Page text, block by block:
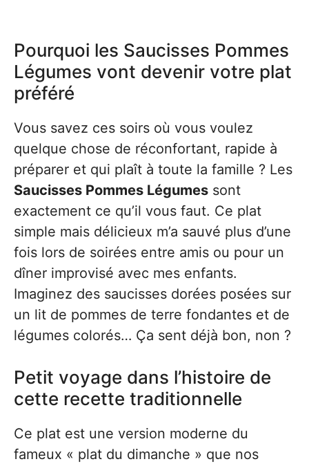
Pourquoi les Saucisses Pommes
Légumes vont devenir votre plat
préféré
Vous savez ces soirs où vous voulez
quelque chose de réconfortant, rapide à
préparer et qui plaît à toute la famille ? Les
Saucisses Pommes Légumes sont
exactement ce qu’il vous faut. Ce plat
simple mais délicieux m’a sauvé plus d’une
fois lors de soirées entre amis ou pour un
dîner improvisé avec mes enfants.
Imaginez des saucisses dorées posées sur
un lit de pommes de terre fondantes et de
légumes colorés… Ça sent déjà bon, non ?
Petit voyage dans l’histoire de
cette recette traditionnelle
Ce plat est une version moderne du
fameux « plat du dimanche » que nos